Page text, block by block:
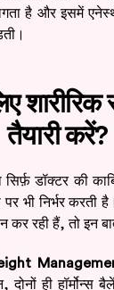
है और इसमें
तैयारी करें?
डॉक्टर की
पर भी निर्भर
कर रही हैं, तो इन
ही हॉर्मोन्स